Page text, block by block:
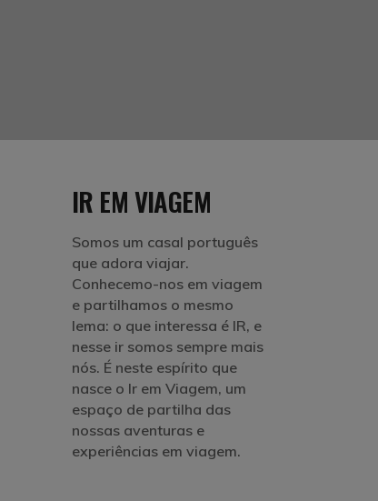
IR EM VIAGEM
Somos um casal português
que adora viajar.
Conhecemo-nos em viagem
e partilhamos o mesmo
lema: o que interessa é IR, e
nesse ir somos sempre mais
nós. É neste espírito que
nasce o Ir em Viagem, um
espaço de partilha das
nossas aventuras e
experiências em viagem.